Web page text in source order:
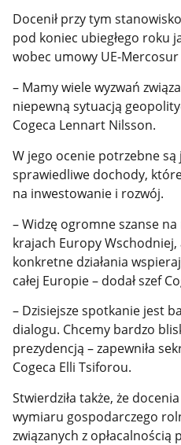
Docenił przy tym
pod koniec ubiegłego roku
wobec umowy UE-Mercosur
– Mamy wiele wyzwań
niepewną sytuacją
Cogeca Lennart Nilsson.
W jego ocenie potrzebne są
sprawiedliwe dochody,
na inwestowanie i rozwój.
– Widzę ogromne szanse
krajach Europy
konkretne działania
całej Europie – dodał szef
– Dzisiejsze spotkanie jest
dialogu. Chcemy bardzo
prezydencją – zapewniła
Cogeca Elli Tsiforou.
Stwierdziła także, że
wymiaru gospodarczego
związanych z